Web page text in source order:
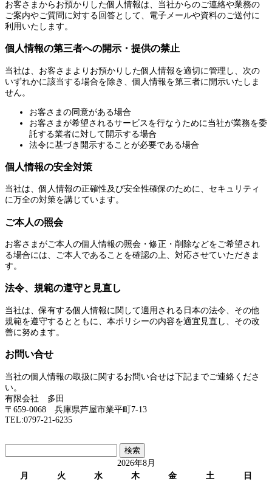
お客さまからお預かりした個人情報は、当社からのご連絡や業務の
ご案内やご質問に対する回答として、電子メールや資料のご送付に
利用いたします。
個人情報の第三者への開示・提供の禁止
当社は、お客さまよりお預かりした個人情報を適切に管理し、次の
いずれかに該当する場合を除き、個人情報を第三者に開示いたしま
せん。
お客さまの同意がある場合
お客さまが希望されるサービスを行なうために当社が業務を委
託する業者に対して開示する場合
法令に基づき開示することが必要である場合
個人情報の安全対策
当社は、個人情報の正確性及び安全性確保のために、セキュリティ
に万全の対策を講じています。
ご本人の照会
お客さまがご本人の個人情報の照会・修正・削除などをご希望され
る場合には、ご本人であることを確認の上、対応させていただきま
す。
法令、規範の遵守と見直し
当社は、保有する個人情報に関して適用される日本の法令、その他
規範を遵守するとともに、本ポリシーの内容を適宜見直し、その改
善に努めます。
お問い合せ
当社の個人情報の取扱に関するお問い合せは下記までご連絡くださ
い。
有限会社 多田
〒659-0068 兵庫県芦屋市業平町7-13
TEL:0797-21-6235
検
索:
2026年8月
月
火 水 木 金 土
日